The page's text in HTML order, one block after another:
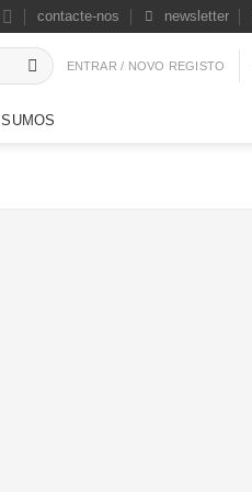
contacte-nos newsletter
ENTRAR / NOVO REGISTO
SUMOS